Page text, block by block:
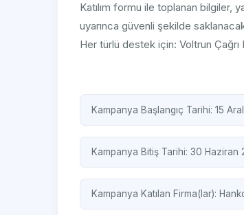
Katılım formu ile toplanan bilgiler,
uyarınca güvenli şekilde
Her türlü destek için: Voltrun
Kampanya Başlangıç Tarihi: 15
Kampanya Bitiş Tarihi: 30 Haziran
Kampanya Katılan Firma(lar):